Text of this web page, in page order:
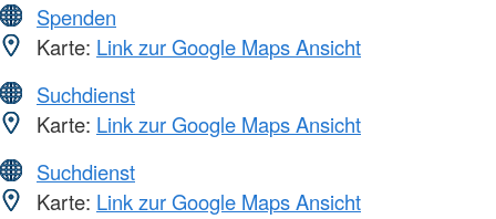
Spenden
Karte: Link zur Google Maps Ansicht
Suchdienst
Karte: Link zur Google Maps Ansicht
Suchdienst
Karte: Link zur Google Maps Ansicht